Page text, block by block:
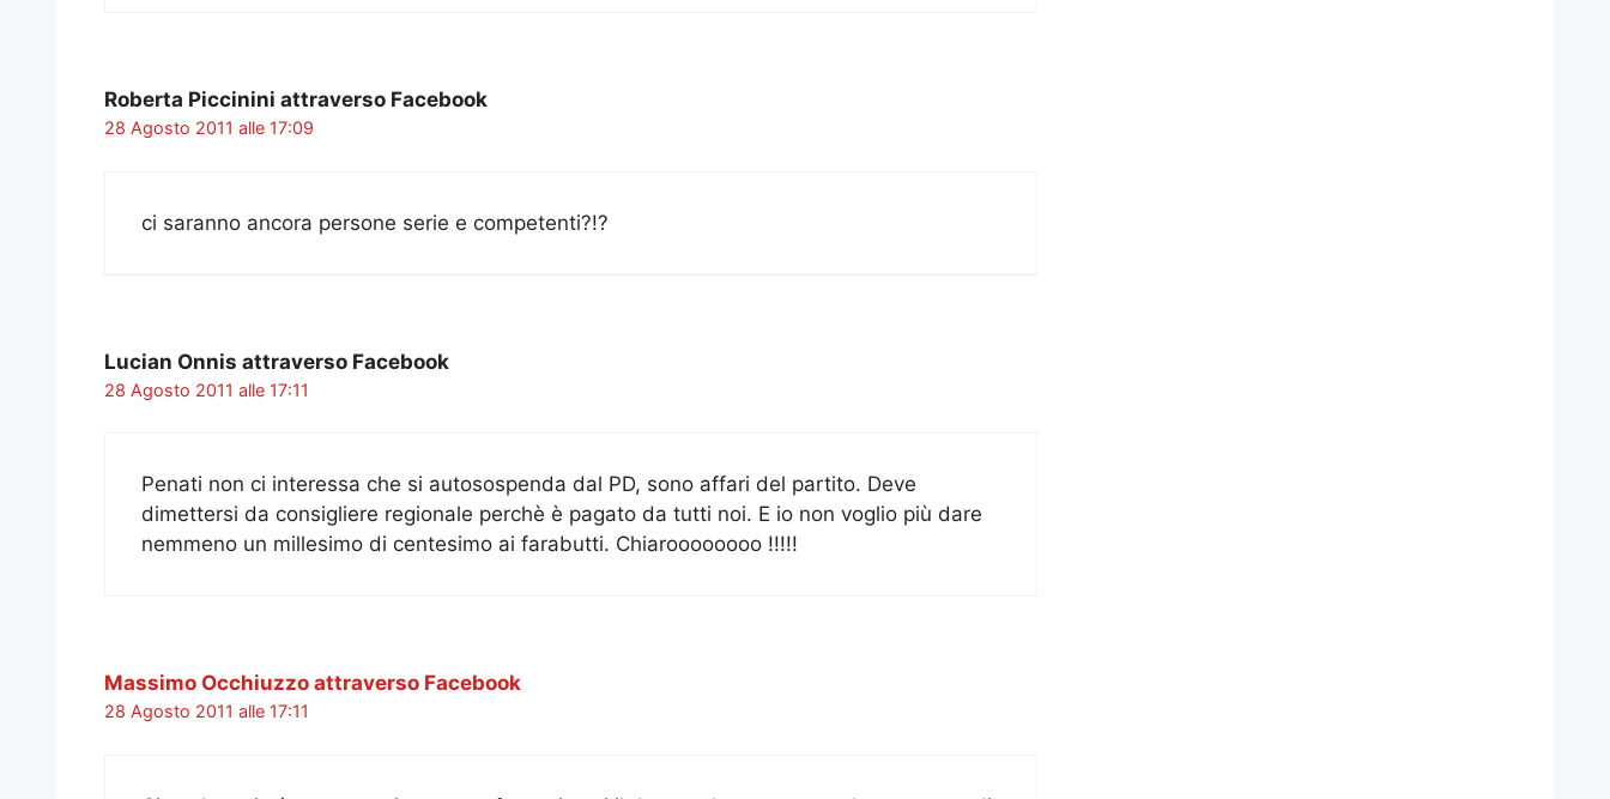
Roberta Piccinini attraverso Facebook
28 Agosto 2011 alle 17:09
ci saranno ancora persone serie e competenti?!?
Lucian Onnis attraverso Facebook
28 Agosto 2011 alle 17:11
Penati non ci interessa che si autosospenda dal PD, sono affari del partito. Deve
dimettersi da consigliere regionale perchè è pagato da tutti noi. E io non voglio più dare
nemmeno un millesimo di centesimo ai farabutti. Chiaroooooooo !!!!!
Massimo Occhiuzzo attraverso Facebook
28 Agosto 2011 alle 17:11